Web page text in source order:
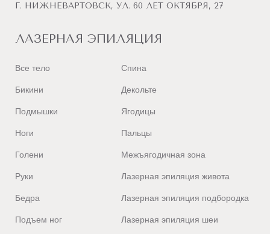
Г. НИЖНЕВАРТОВСК, УЛ. 60 ЛЕТ ОКТЯБРЯ, 27
ЛАЗЕРНАЯ ЭПИЛЯЦИЯ
Все тело
Бикини
Подмышки
Ноги
Голени
Руки
Бедра
Подъем ног
Спина
Декольте
Ягодицы
Пальцы
Межъягодичная зона
Лазерная эпиляция живота
Лазерная эпиляция подбородка
Лазерная эпиляция шеи